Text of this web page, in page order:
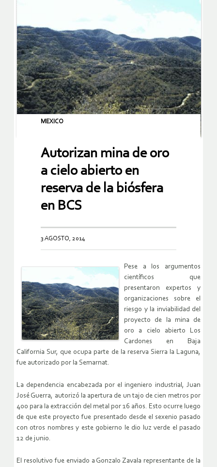
MEXICO
Autorizan mina de oro
a cielo abierto en
reserva de la biósfera
en BCS
3 AGOSTO, 2014
Pese a los argumentos
científicos que
presentaron expertos y
organizaciones sobre el
riesgo y la inviabilidad del
proyecto de la mina de
oro a cielo abierto Los
Cardones en Baja
California Sur, que ocupa parte de la reserva Sierra la Laguna,
fue autorizado por la Semarnat.
La dependencia encabezada por el ingeniero industrial, Juan
José Guerra, autorizó la apertura de un tajo de cien metros por
400 para la extracción del metal por 16 años. Esto ocurre luego
de que este proyecto fue presentado desde el sexenio pasado
con otros nombres y este gobierno le dio luz verde el pasado
12 de junio.
El resolutivo fue enviado a Gonzalo Zavala representante de la